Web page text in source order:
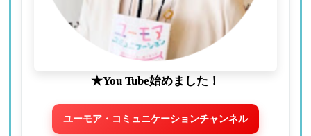
★You Tube始めました！
ユーモア・コミュニケーションチャンネル